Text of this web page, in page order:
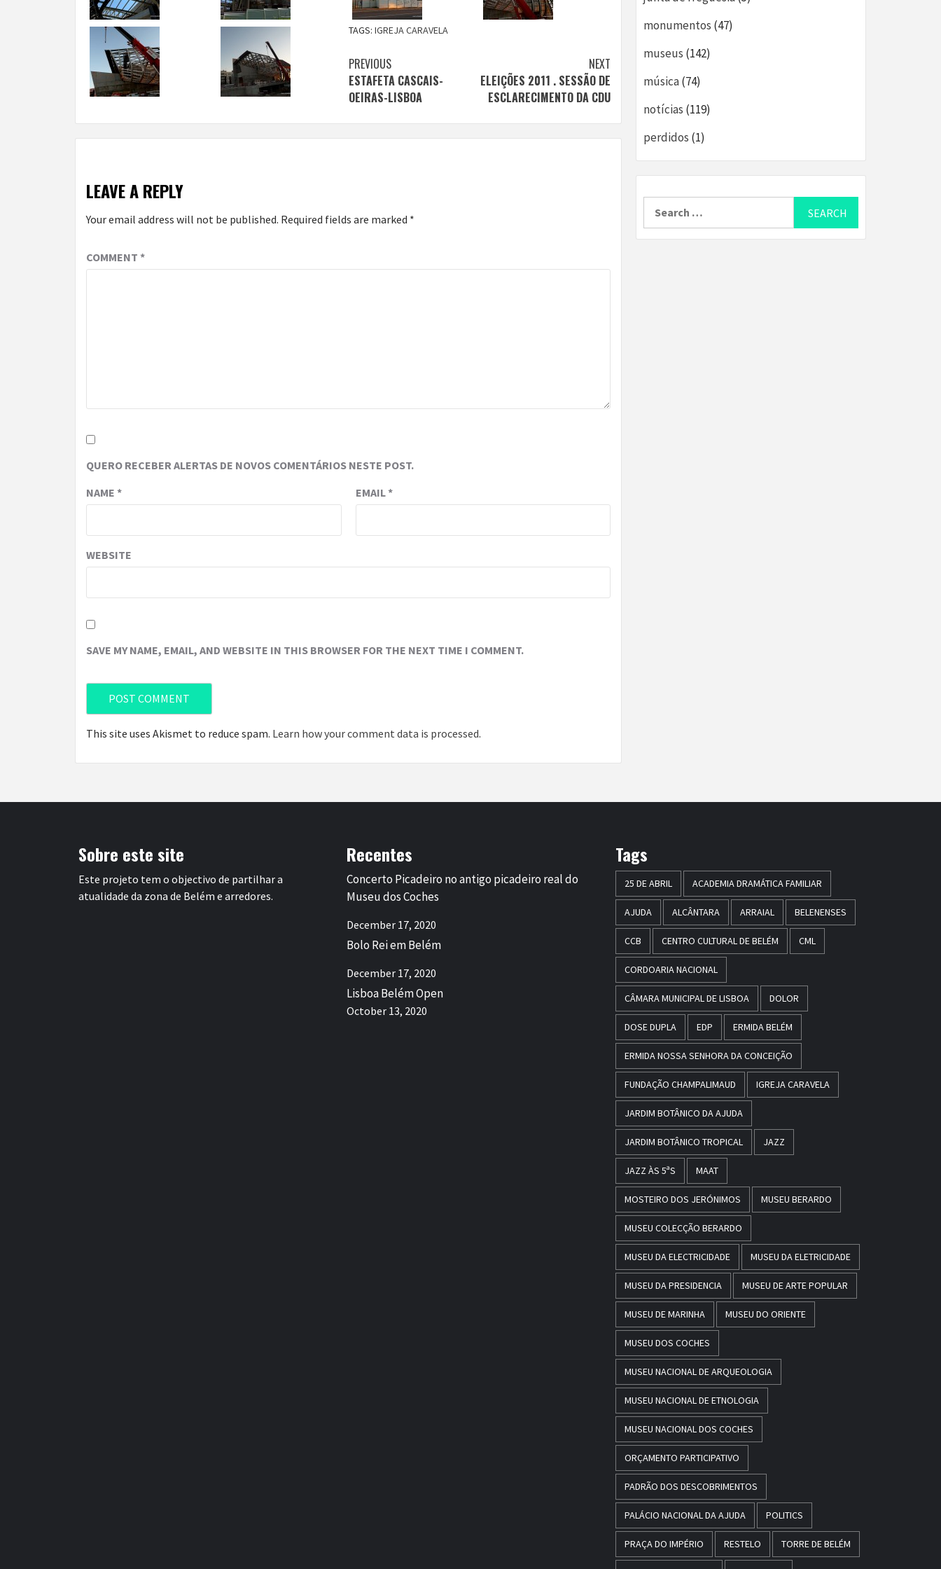
TAGS: IGREJA CARAVELA
Continue
Reading
PREVIOUS
ESTAFETA CASCAIS-
OEIRAS-LISBOA
NEXT
ELEIÇÕES 2011 . SESSÃO DE
ESCLARECIMENTO DA CDU
LEAVE A REPLY
Your email address will not be published. Required fields are marked *
COMMENT *
QUERO RECEBER ALERTAS DE NOVOS COMENTÁRIOS NESTE POST.
NAME * EMAIL*
WEBSITE
SAVE MY NAME, EMAIL, AND WEBSITE IN THIS BROWSER FOR THE NEXT TIME I COMMENT.
This site uses Akismet to reduce spam. Learn how your comment data is processed.
monumentos (47)
museus (142)
música(74)
notícias (119)
perdidos (1)
Sobre este site
Este projeto tem o objectivo de partilhar a
atualidade da zona de Belém e arredores.
Recentes
Concerto Picadeiro no antigo picadeiro real do
Museu dos Coches
December 17, 2020
Bolo Rei em Belém
December 17, 2020
Lisboa Belém Open
October 13, 2020
Tags
25 DE ABRIL ACADEMIA DRAMÁTICA FAMILIAR
AJUDA ALCÂNTARA ARRAIAL BELENENSES
CCB CENTRO CULTURAL DE BELÉM CML
CORDOARIA NACIONAL
CÂMARA MUNICIPAL DE LISBOA DOLOR
DOSE DUPLA EDP ERMIDA BELÉM
ERMIDA NOSSA SENHORA DA CONCEIÇÃO
FUNDAÇÃO CHAMPALIMAUD IGREJA CARAVELA
JARDIM BOTÂNICO DA AJUDA
JARDIM BOTÂNICO TROPICAL JAZZ
JAZZ ÀS 5ªS MAAT
MOSTEIRO DOS JERÓNIMOS MUSEU BERARDO
MUSEU COLECÇÃO BERARDO
MUSEU DA ELECTRICIDADE MUSEU DA ELETRICIDADE
MUSEU DA PRESIDENCIA MUSEU DE ARTE POPULAR
MUSEU DE MARINHA MUSEU DO ORIENTE
MUSEU DOS COCHES
MUSEU NACIONAL DE ARQUEOLOGIA
MUSEU NACIONAL DE ETNOLOGIA
MUSEU NACIONAL DOS COCHES
ORÇAMENTO PARTICIPATIVO
PADRÃO DOS DESCOBRIMENTOS
PALÁCIO NACIONAL DA AJUDA POLITICS
PRAÇA DO IMPÉRIO RESTELO TORRE DE BELÉM